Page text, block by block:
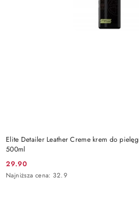
Elite Detailer Leather Creme krem do
500ml
Cena
promocyjna:
29.90
Najniższa
Najniższa cena: 32.9